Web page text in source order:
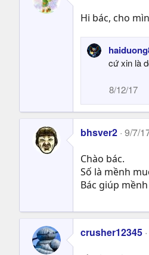
Hi bác, cho
cứ xin là
8/12/17
bhsver2 9/7/
Chào bác.
Số là mềnh
Bác giúp
crusher12345